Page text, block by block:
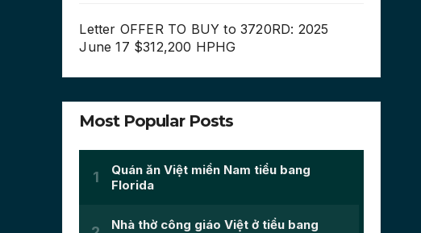
Letter OFFER TO BUY to 3720RD: 2025
June 17 $312,200 HPHG
Most Popular Posts